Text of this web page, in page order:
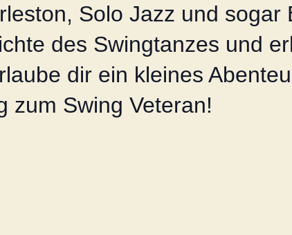
Solo Jazz und sogar
des Swingtanzes und
dir ein kleines
zum Swing Veteran!